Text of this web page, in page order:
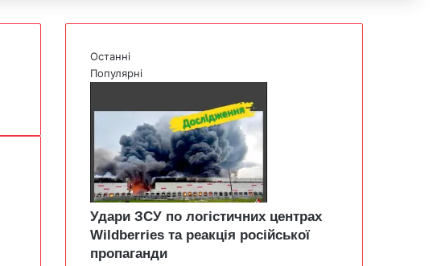
Останні
Популярні
Удари ЗСУ по логістичних центрах
Wildberries та реакція російської
пропаганди